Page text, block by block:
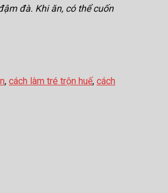
đà. Khi ăn, có thể cuốn
, cách làm tré trộn huế, cách